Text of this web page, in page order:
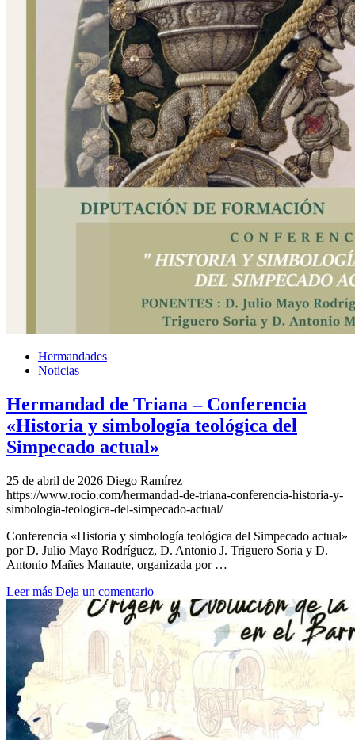
Hermandades
Noticias
Hermandad de Triana – Conferencia
«Historia y simbología teológica del
Simpecado actual»
25 de abril de 2026 Diego Ramírez
https://www.rocio.com/hermandad-de-triana-conferencia-historia-y-
simbologia-teologica-del-simpecado-actual/
Conferencia «Historia y simbología teológica del Simpecado actual»
por D. Julio Mayo Rodríguez, D. Antonio J. Triguero Soria y D.
Antonio Mañes Manaute, organizada por …
Leer más Deja un comentario